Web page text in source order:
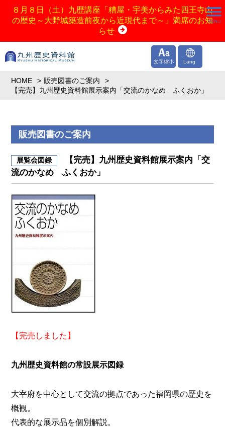
８月８日（土）九歴講座「糟屋・宇美からみた四王寺山
の歴史～大野城築造前夜から近現代まで～」満席のお知
らせ
文字縮小 Lang.
HOME
販売図書のご案内
【完売】九州歴史資料館展示案内「交流のかなめ ふくおか」
販売図書のご案内
展覧会図録
【完売】九州歴史資料館展示案内「交
流のかなめ ふくおか」
【完売しました】
九州歴史資料館の常設展示図録
大宰府を中心として交流の拠点であった福岡県の歴史を
概観。
代表的な展示品を個別解説。